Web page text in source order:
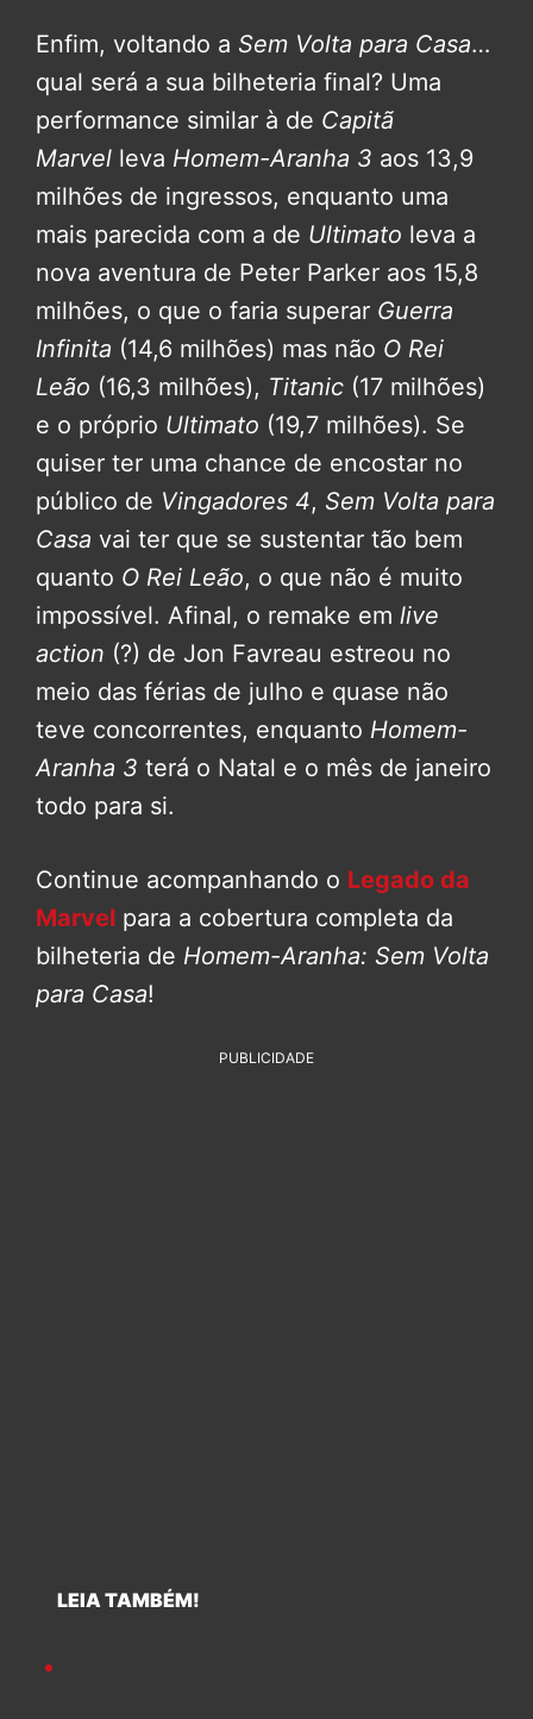
Enfim, voltando a Sem Volta para Casa…
qual será a sua bilheteria final? Uma
performance similar à de Capitã
Marvel leva Homem-Aranha 3 aos 13,9
milhões de ingressos, enquanto uma
mais parecida com a de Ultimato leva a
nova aventura de Peter Parker aos 15,8
milhões, o que o faria superar Guerra
Infinita (14,6 milhões) mas não O Rei
Leão (16,3 milhões), Titanic (17 milhões)
e o próprio Ultimato (19,7 milhões). Se
quiser ter uma chance de encostar no
público de Vingadores 4, Sem Volta para
Casa vai ter que se sustentar tão bem
quanto O Rei Leão, o que não é muito
impossível. Afinal, o remake em live
action (?) de Jon Favreau estreou no
meio das férias de julho e quase não
teve concorrentes, enquanto Homem-
Aranha 3 terá o Natal e o mês de janeiro
todo para si.
Continue acompanhando o Legado da
Marvel para a cobertura completa da
bilheteria de Homem-Aranha: Sem Volta
para Casa!
PUBLICIDADE
LEIA TAMBÉM!